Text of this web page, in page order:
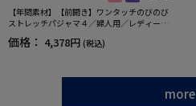
【年間素材】【前開き】ワンタッチのびのび
ストレッチパジャマ４／婦人用／レディース
／高齢者／シニア／名前記入欄付／後ろ長め
／脱ぎ着しやすい／手口・足口ゴム 【CF】
価格： 4,378円 (税込)
more